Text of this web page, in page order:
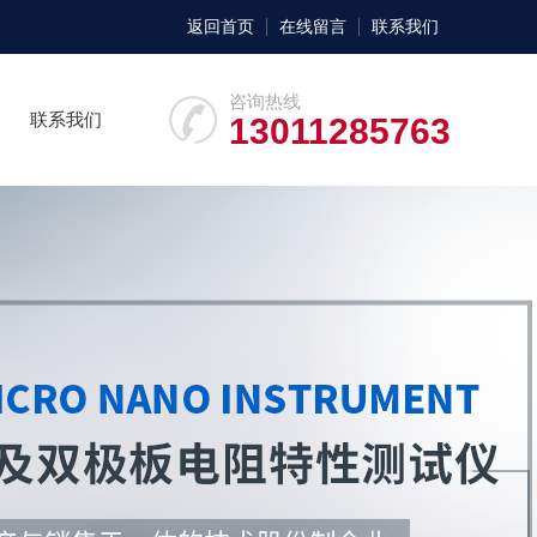
返回首页 在线留言 联系我们
咨询热线
13011285763
联系我们